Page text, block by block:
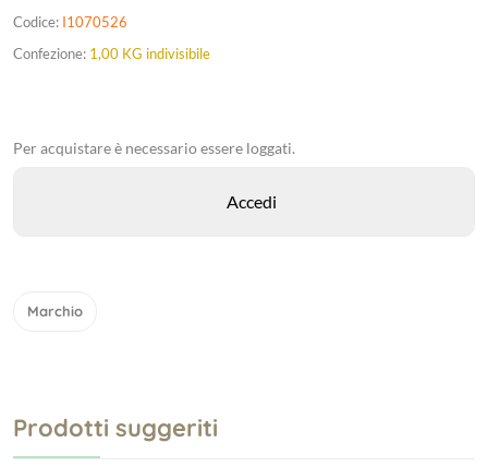
Codice: I1070526
Confezione: 1,00 KG indivisibile
Per acquistare è necessario essere loggati.
Marchio
Prodotti suggeriti